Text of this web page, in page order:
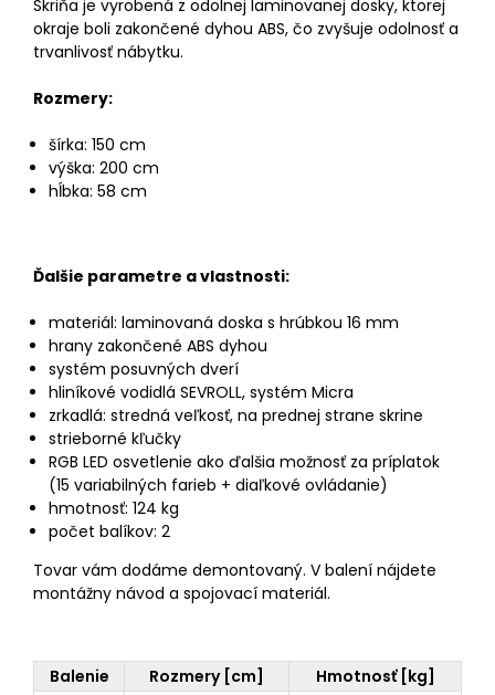
Skriňa je vyrobená z odolnej laminovanej dosky, ktorej
okraje boli zakončené dyhou ABS, čo zvyšuje odolnosť a
trvanlivosť nábytku.
Rozmery:
šírka: 150 cm
výška: 200 cm
hĺbka: 58 cm
Ďalšie parametre a vlastnosti:
materiál: laminovaná doska s hrúbkou 16 mm
hrany zakončené ABS dyhou
systém posuvných dverí
hliníkové vodidlá SEVROLL, systém Micra
zrkadlá: stredná veľkosť, na prednej strane skrine
strieborné kľučky
RGB LED osvetlenie ako ďalšia možnosť za príplatok
(15 variabilných farieb + diaľkové ovládanie)
hmotnosť: 124 kg
počet balíkov: 2
Tovar vám dodáme demontovaný. V balení nájdete
montážny návod a spojovací materiál.
Balenie Rozmery [cm]
Hmotnosť [kg]